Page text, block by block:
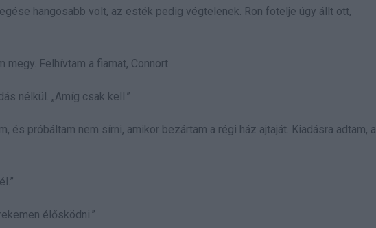
hangosabb volt, az esték pedig végtelenek. Ron fotelje úgy állt ott,
megy. Felhívtam a fiamat, Connort.
nélkül. „Amíg csak kell.”
és próbáltam nem sírni, amikor bezártam a régi ház ajtaját. Kiadásra adtam, a
élősködni.”